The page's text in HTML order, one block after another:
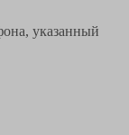
указанный